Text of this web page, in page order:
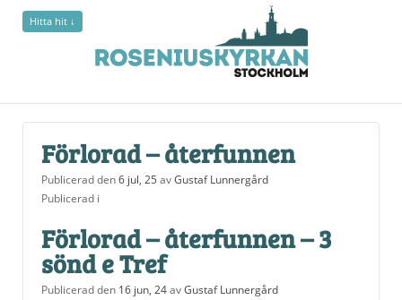
Hitta hit ↓
Förlorad – återfunnen
Publicerad den6 jul, 25 avGustaf Lunnergård
Publicerad i
Förlorad – återfunnen – 3
sönd e Tref
Publicerad den 16 jun, 24avGustaf Lunnergård